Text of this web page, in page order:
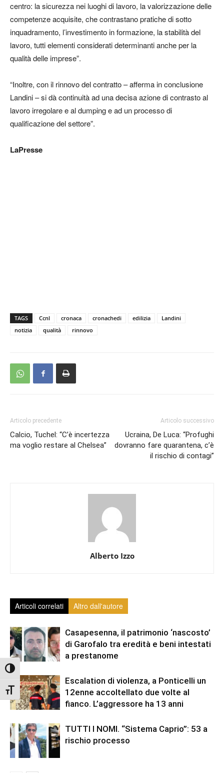
Attiva/disattiva alto contrasto
Attiva/disattiva dimensione testo
centro: la sicurezza nei luoghi di lavoro, la valorizzazione delle
competenze acquisite, che contrastano pratiche di sotto
inquadramento, l’investimento in formazione, la stabilità del
lavoro, tutti elementi considerati determinanti anche per la
qualità delle imprese”.
“Inoltre, con il rinnovo del contratto – afferma in conclusione
Landini – si dà continuità ad una decisa azione di contrasto al
lavoro irregolare e al dumping e ad un processo di
qualificazione del settore”.
LaPresse
TAGS Ccnl cronaca cronachedi edilizia
Landini
notizia
qualità rinnovo
Articolo precedente
Calcio, Tuchel: “C’è incertezza
ma voglio restare al Chelsea”
Articolo successivo
Ucraina, De Luca: “Profughi
dovranno fare quarantena, c’è
il rischio di contagi”
Alberto Izzo
Articoli correlati Altro dall'autore
Casapesenna, il patrimonio ‘nascosto’
di Garofalo tra eredità e beni intestati
a prestanome
Escalation di violenza, a Ponticelli un
12enne accoltellato due volte al
fianco. L’aggressore ha 13 anni
TUTTI I NOMI. “Sistema Caprio”: 53 a
rischio processo